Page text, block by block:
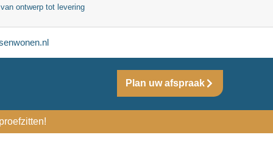
ontwerp tot levering
Plan uw afspraak